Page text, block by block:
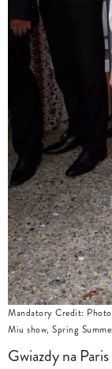
Mandatory Credit:
Miu show, Spring
Gwiazdy na